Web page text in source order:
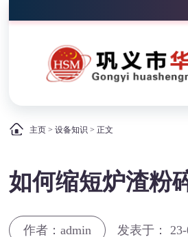
主页 >设备知识 > 正文
如何缩短炉渣粉
作者：admin 发表于： 23-